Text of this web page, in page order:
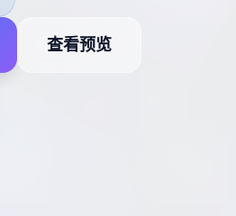
查看预览